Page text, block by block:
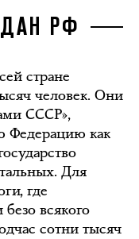
РФ
стране
человек. Они
СССР»,
Федерацию как
Для
где
всякого
сотни тысяч